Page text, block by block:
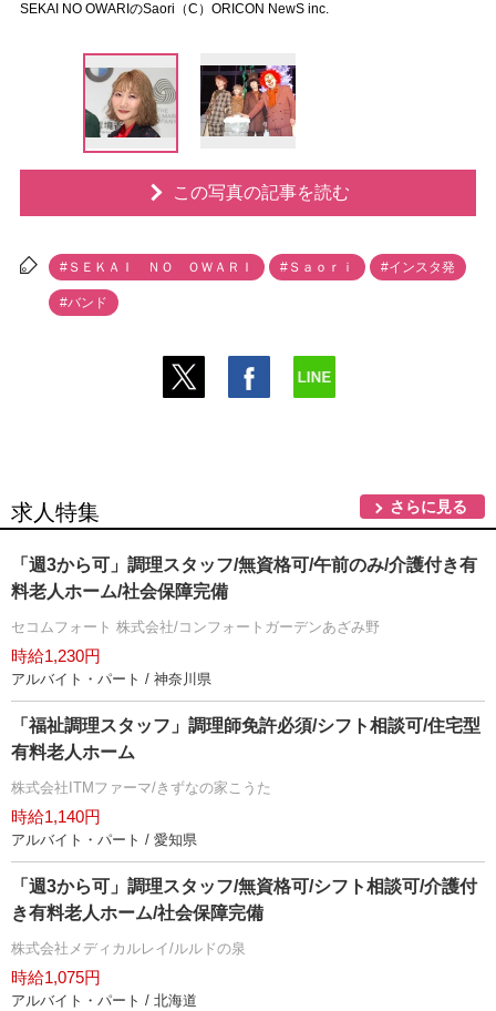
SEKAI NO OWARIのSaori（C）ORICON NewS inc.
この写真の記事を読む
#ＳＥＫＡＩ ＮＯ ＯＷＡＲＩ #Ｓａｏｒｉ #インスタ発
#バンド
求人特集 さらに見る
「週3から可」調理スタッフ/無資格可/午前のみ/介護付き有
料老人ホーム/社会保障完備
セコムフォート 株式会社/コンフォートガーデンあざみ野
時給1,230円
アルバイト・パート / 神奈川県
「福祉調理スタッフ」調理師免許必須/シフト相談可/住宅型
有料老人ホーム
株式会社ITMファーマ/きずなの家こうた
時給1,140円
アルバイト・パート / 愛知県
「週3から可」調理スタッフ/無資格可/シフト相談可/介護付
き有料老人ホーム/社会保障完備
株式会社メディカルレイ/ルルドの泉
時給1,075円
アルバイト・パート / 北海道